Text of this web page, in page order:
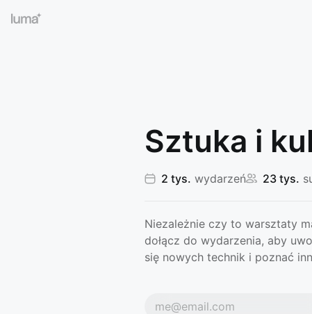
Sztuka i
2 tys. wydarzeń 23 tys.
Niezależnie czy to warsztaty
dołącz do wydarzenia, aby
się nowych technik i poznać